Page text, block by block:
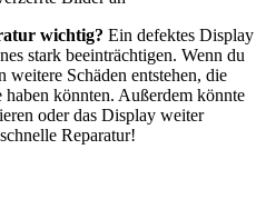
wichtig? Ein defektes Display
stark beeinträchtigen. Wenn du
Schäden entstehen, die
könnten. Außerdem könnte
oder das Display weiter
Reparatur!